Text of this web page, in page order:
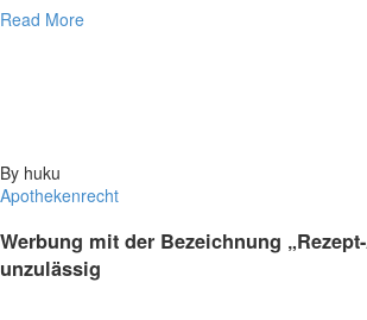
Read More
By huku
Apothekenrecht
Werbung mit der Bezeichnung
unzulässig